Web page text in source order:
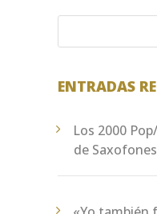
Escuela
ENTRADAS
Los 2000
de